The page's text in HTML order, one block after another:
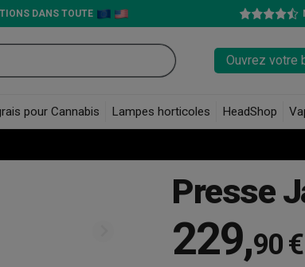
DANS TOUTE
Ouvrez votre
pour Cannabis Lampes horticoles HeadShop
Presse
229,90 €